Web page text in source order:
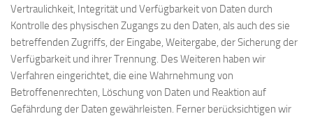
Vertraulichkeit, Integrität und Verfügbarkeit von Daten durch
Kontrolle des physischen Zugangs zu den Daten, als auch des sie
betreffenden Zugriffs, der Eingabe, Weitergabe, der Sicherung der
Verfügbarkeit und ihrer Trennung. Des Weiteren haben wir
Verfahren eingerichtet, die eine Wahrnehmung von
Betroffenenrechten, Löschung von Daten und Reaktion auf
Gefährdung der Daten gewährleisten. Ferner berücksichtigen wir